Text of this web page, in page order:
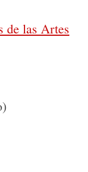
de las Artes